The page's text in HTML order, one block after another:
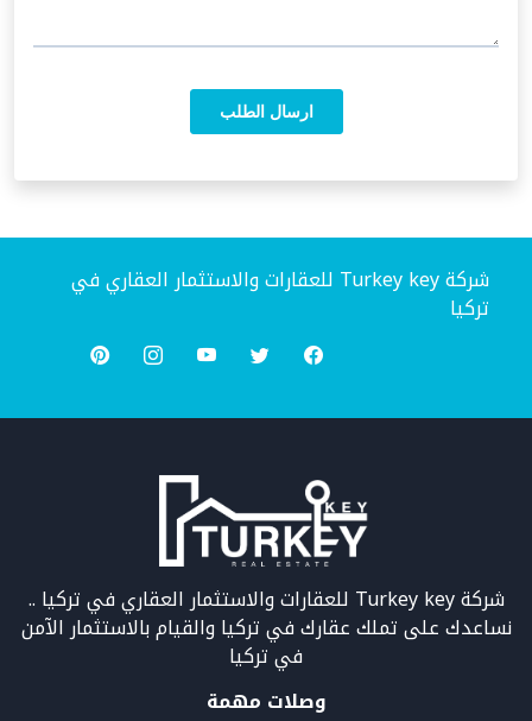
شركة Turkey key للعقارات والاستثمار العقاري في
تركيا
شركة Turkey key للعقارات والاستثمار العقاري في تركيا ..
نساعدك على تملك عقارك في تركيا والقيام بالاستثمار الآمن
في تركيا
وصلات مهمة